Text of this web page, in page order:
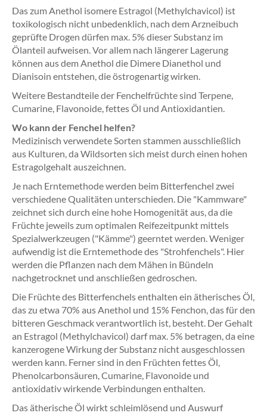
Das zum Anethol isomere Estragol (Methylchavicol) ist
toxikologisch nicht unbedenklich, nach dem Arzneibuch
geprüfte Drogen dürfen max. 5% dieser Substanz im
Ölanteil aufweisen. Vor allem nach längerer Lagerung
können aus dem Anethol die Dimere Dianethol und
Dianisoin entstehen, die östrogenartig wirken.
Weitere Bestandteile der Fenchelfrüchte sind Terpene,
Cumarine, Flavonoide, fettes Öl und Antioxidantien.
Wo kann der Fenchel helfen?
Medizinisch verwendete Sorten stammen ausschließlich
aus Kulturen, da Wildsorten sich meist durch einen hohen
Estragolgehalt auszeichnen.
Je nach Erntemethode werden beim Bitterfenchel zwei
verschiedene Qualitäten unterschieden. Die "Kammware"
zeichnet sich durch eine hohe Homogenität aus, da die
Früchte jeweils zum optimalen Reifezeitpunkt mittels
Spezialwerkzeugen ("Kämme") geerntet werden. Weniger
aufwendig ist die Erntemethode des "Strohfenchels". Hier
werden die Pflanzen nach dem Mähen in Bündeln
nachgetrocknet und anschließen gedroschen.
Die Früchte des Bitterfenchels enthalten ein ätherisches Öl,
das zu etwa 70% aus Anethol und 15% Fenchon, das für den
bitteren Geschmack verantwortlich ist, besteht. Der Gehalt
an Estragol (Methylchavicol) darf max. 5% betragen, da eine
kanzerogene Wirkung der Substanz nicht ausgeschlossen
werden kann. Ferner sind in den Früchten fettes Öl,
Phenolcarbonsäuren, Cumarine, Flavonoide und
antioxidativ wirkende Verbindungen enthalten.
Das ätherische Öl wirkt schleimlösend und Auswurf